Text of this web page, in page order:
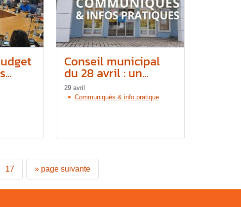
Conseil municipal
du 28 avril : un...
29 avril
Communiqués & info pratique
17 » page suivante